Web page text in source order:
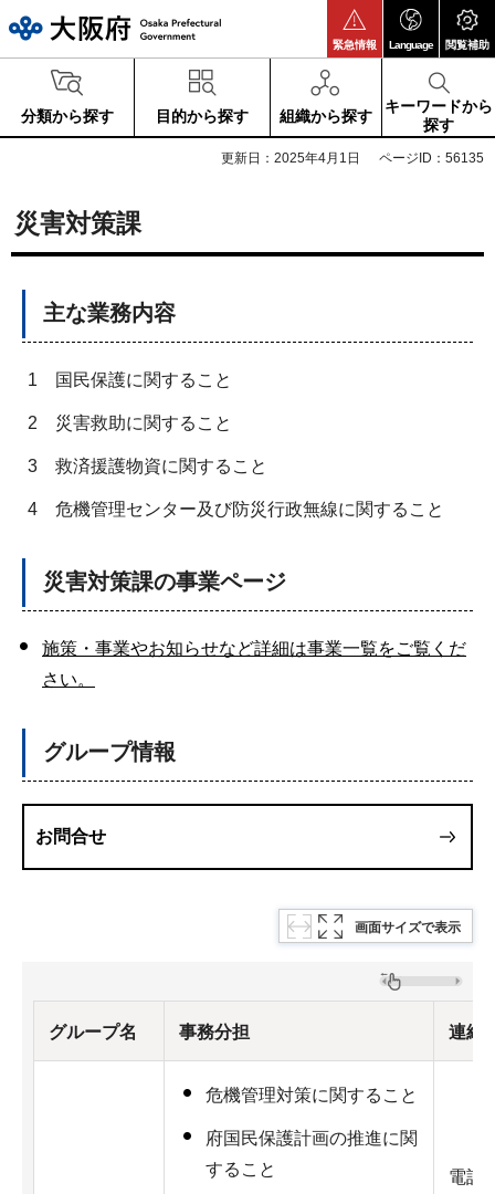
緊急情報 Language 閲覧補助
分類から探す 目的から探す 組織から探す
キーワードから
探す
更新日：2025年4月1日 ページID：56135
災害対策課
主な業務内容
1 国民保護に関すること
2 災害救助に関すること
3 救済援護物資に関すること
4 危機管理センター及び防災行政無線に関すること
災害対策課の事業ページ
施策・事業やお知らせなど詳細は事業一覧をご覧くだ
さい。
グループ情報
お問合せ
画面サイズで表示
グループ名 事務分担 連絡
危機管理対策に関すること
府国民保護計画の推進に関
すること
電話